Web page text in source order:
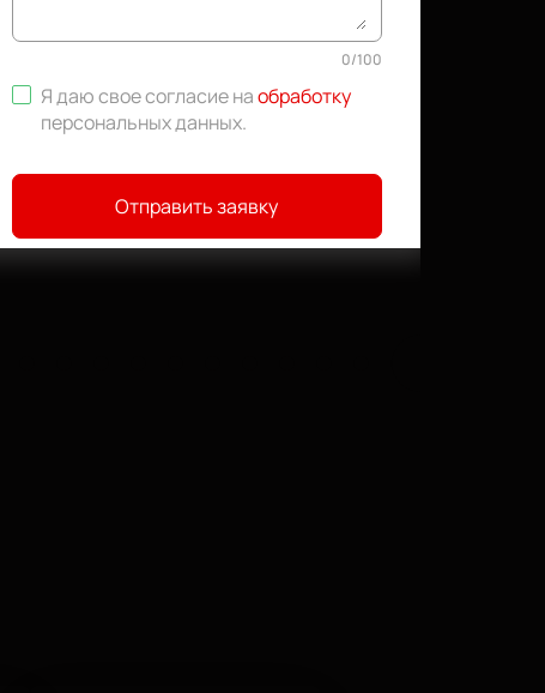
0/100
Я даю свое согласие наобработку
персональных данных.
Отправить заявку